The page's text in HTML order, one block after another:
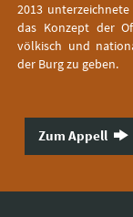
2013
das Konzept der
völkisch und
der Burg zu geben.
Zum Appell